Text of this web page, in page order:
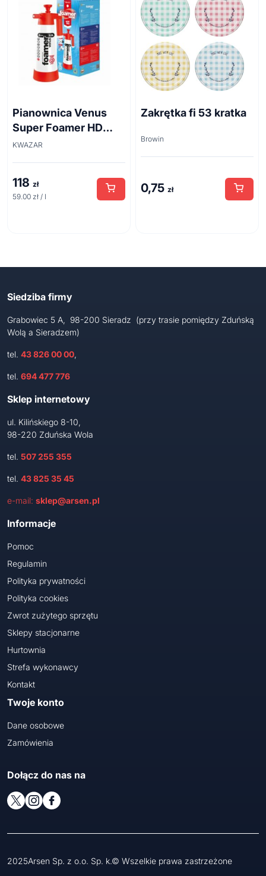
Pianownica Venus
Super Foamer HD
acid line 2L
KWAZAR
118 zł
59.00 zł / l
Zakrętka fi 53 kratka
Browin
0,75 zł
Siedziba firmy
Grabowiec 5 A, 98-200 Sieradz (przy trasie pomiędzy Zduńską
Wolą a Sieradzem)
tel. 43 826 00 00,
tel. 694 477 776
Sklep internetowy
ul. Kilińskiego 8-10,
98-220 Zduńska Wola
tel. 507 255 355
tel. 43 825 35 45
e-mail: sklep@arsen.pl
Informacje
Pomoc
Regulamin
Polityka prywatności
Polityka cookies
Zwrot zużytego sprzętu
Sklepy stacjonarne
Hurtownia
Strefa wykonawcy
Kontakt
Twoje konto
Dane osobowe
Zamówienia
Dołącz do nas na
2025Arsen Sp. z o.o. Sp. k.© Wszelkie prawa zastrzeżone